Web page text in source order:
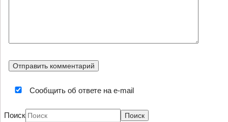
Сообщить об ответе на e-mail
Поиск